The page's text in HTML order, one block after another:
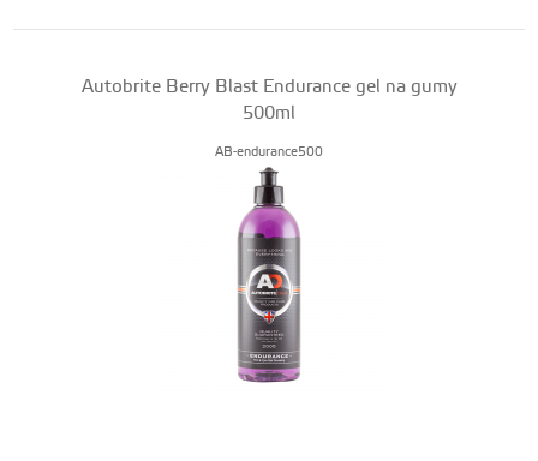
Autobrite Berry Blast Endurance gel na gumy
500ml
AB-endurance500